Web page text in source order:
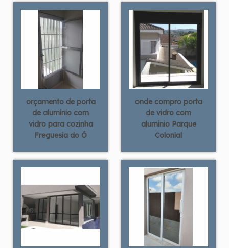
orçamento de porta
de alumínio com
vidro para cozinha
Freguesia do Ó
onde compro porta
de vidro com
alumínio Parque
Colonial